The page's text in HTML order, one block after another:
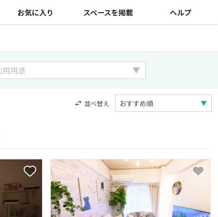
お気に入り スペースを掲載 ヘルプ
並べ替え